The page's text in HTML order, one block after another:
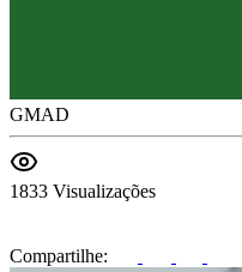
GMAD
1833 Visualizações
Compartilhe: